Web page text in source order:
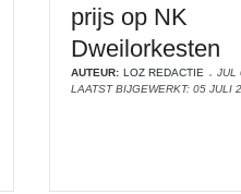
prijs op NK
Dweilorkesten
AUTEUR: LOZ REDACTIE
JUL
LAATST BIJGEWERKT: 05 JULI